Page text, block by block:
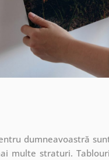
dumneavoastră
multe straturi.